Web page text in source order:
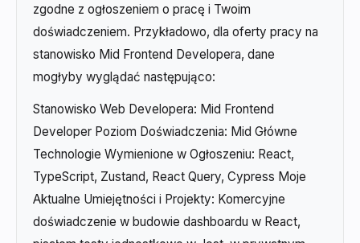
zgodne z ogłoszeniem o pracę i Twoim
doświadczeniem. Przykładowo, dla oferty pracy na
stanowisko Mid Frontend Developera, dane
mogłyby wyglądać następująco:
Stanowisko Web Developera: Mid Frontend
Developer Poziom Doświadczenia: Mid Główne
Technologie Wymienione w Ogłoszeniu: React,
TypeScript, Zustand, React Query, Cypress Moje
Aktualne Umiejętności i Projekty: Komercyjne
doświadczenie w budowie dashboardu w React,